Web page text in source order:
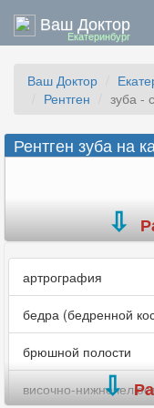
Ваш Доктор
Екатеринбург
Ваш Доктор
Рентген
зуба -
Рентген зуба на
артрография
бедра (бедренной
брюшной полости
височно-